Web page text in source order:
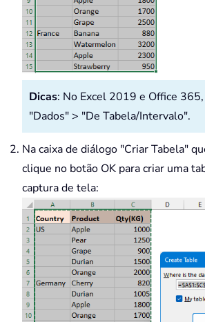
Dicas: No Excel 2019 e Office
"Dados" > "De Tabela/Intervalo".
Na caixa de diálogo "Criar Tabela"
clique no botão OK para criar uma
captura de tela: